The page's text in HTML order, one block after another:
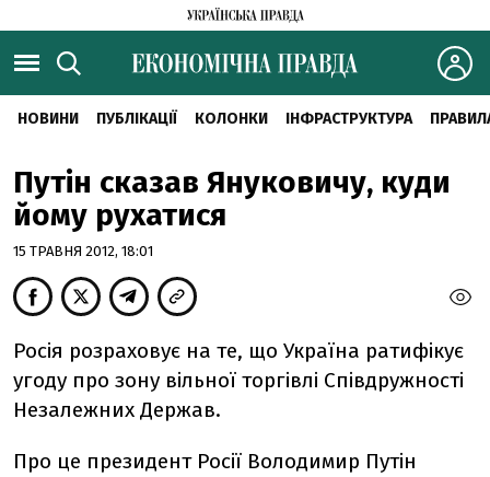
НОВИНИ ПУБЛІКАЦІЇ КОЛОНКИ ІНФРАСТРУКТУРА
Путін сказав Януковичу, куди
йому рухатися
15 ТРАВНЯ 2012, 18:01
Росія розраховує на те, що Україна ратифікує
угоду про зону вільної торгівлі Співдружності
Незалежних Держав.
Про це президент Росії Володимир Путін